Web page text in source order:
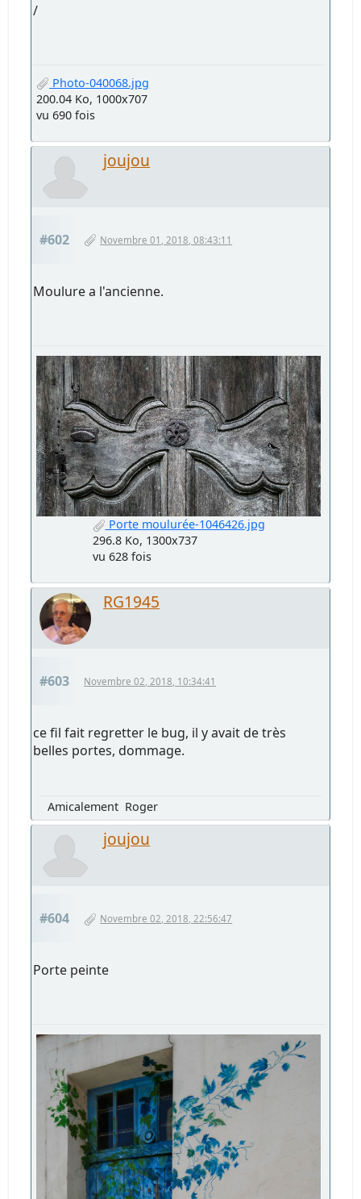
/
Photo-040068.jpg
200.04 Ko, 1000x707
vu 690 fois
joujou
#602 Novembre 01, 2018, 08:43:11
Moulure a l'ancienne.
Porte moulurée-1046426.jpg
296.8 Ko, 1300x737
vu 628 fois
RG1945
#603 Novembre 02, 2018, 10:34:41
ce fil fait regretter le bug, il y avait de très
belles portes, dommage.
Amicalement Roger
joujou
#604 Novembre 02, 2018, 22:56:47
Porte peinte